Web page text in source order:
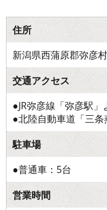
住所
新潟県西蒲原郡弥彦
交通アクセス
●JR弥彦線「弥彦駅
●北陸自動車道「三
駐車場
●普通車：5台
営業時間